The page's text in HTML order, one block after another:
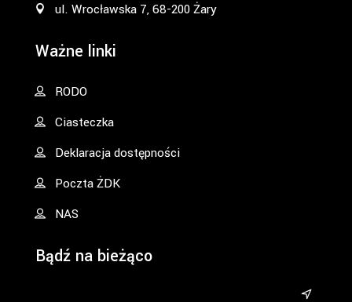
ul. Wrocławska 7, 68-200 Żary
Ważne linki
RODO
Ciasteczka
Deklaracja dostępności
Poczta ŻDK
NAS
Bądź na bieżąco
&